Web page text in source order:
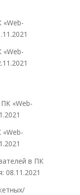
«Web-
в ПК
08.11.2021